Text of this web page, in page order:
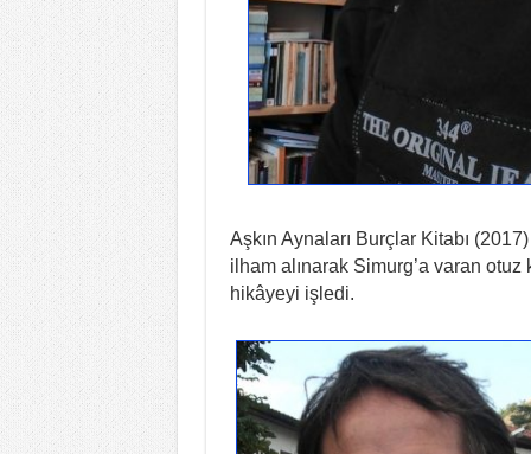
Aşkın Aynaları Burçlar Kitabı
ilham alınarak Simurg’a varan
hikâyeyi işledi.